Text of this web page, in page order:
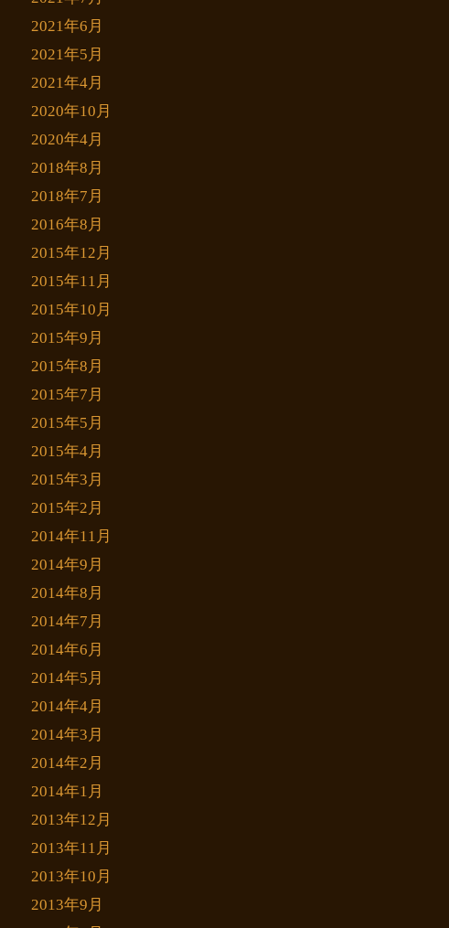
2021年6月
2021年5月
2021年4月
2020年10月
2020年4月
2018年8月
2018年7月
2016年8月
2015年12月
2015年11月
2015年10月
2015年9月
2015年8月
2015年7月
2015年5月
2015年4月
2015年3月
2015年2月
2014年11月
2014年9月
2014年8月
2014年7月
2014年6月
2014年5月
2014年4月
2014年3月
2014年2月
2014年1月
2013年12月
2013年11月
2013年10月
2013年9月